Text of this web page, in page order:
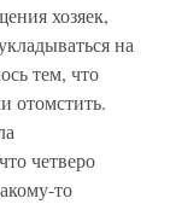
хозяек,
на
тем, что
отомстить.
четверо
то